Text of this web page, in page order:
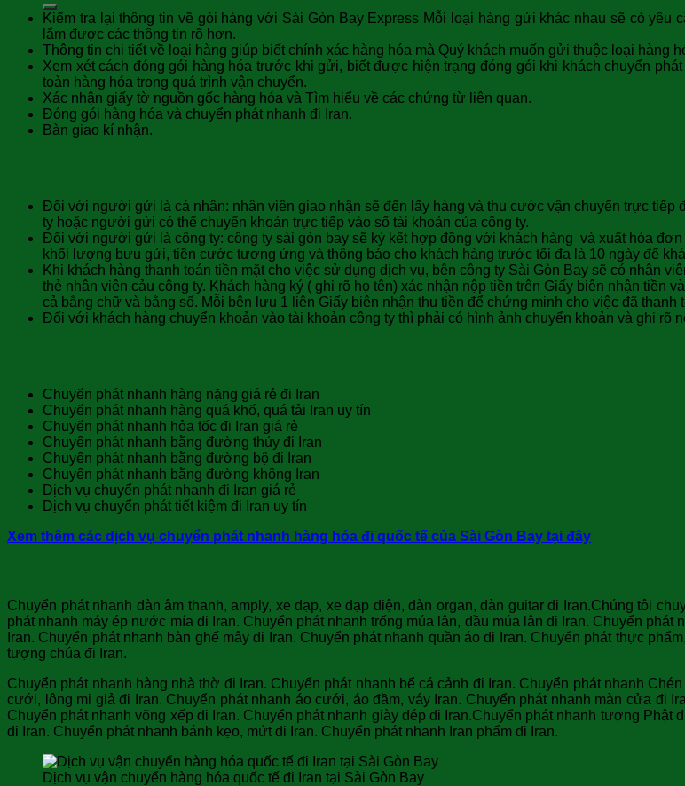
Kiểm tra lại thông tin về gói hàng với Sài Gòn Bay Express Mỗi loại hàng gửi khác nhau sẽ có yêu
lắm được các thông tin rõ hơn.
Thông tin chi tiết về loại hàng giúp biết chính xác hàng hóa mà Quý khách muốn gửi thuộc loại hàng
Xem xét cách đóng gói hàng hóa trước khi gửi, biết được hiện trạng đóng gói khi khách chuyển
toàn hàng hóa trong quá trình vận chuyển.
Xác nhận giấy tờ nguồn gốc hàng hóa và Tìm hiểu về các chứng từ liên quan.
Đóng gói hàng hóa và chuyển phát nhanh đi Iran.
Bàn giao kí nhận.
Đối với người gửi là cá nhân: nhân viên giao nhận sẽ đến lấy hàng và thu cước vận chuyển trực
ty hoặc người gửi có thể chuyển khoản trực tiếp vào số tài khoản của công ty.
Đối với người gửi là công ty: công ty sài gòn bay sẽ ký kết hợp đồng với khách hàng và xuất hóa
khối lượng bưu gửi, tiền cước tương ứng và thông báo cho khách hàng trước tối đa là 10 ngày để
Khi khách hàng thanh toán tiền mặt cho việc sử dụng dịch vụ, bên công ty Sài Gòn Bay sẽ có nhân
thẻ nhân viên cảu công ty. Khách hàng ký ( ghi rõ họ tên) xác nhận nộp tiền trên Giấy biên nhận tiền
cả bằng chữ và bằng số. Mỗi bên lưu 1 liên Giấy biên nhận thu tiền để chứng minh cho việc đã thanh
Đối với khách hàng chuyển khoản vào tài khoản công ty thì phải có hình ảnh chuyển khoản và ghi rõ
Chuyển phát nhanh hàng nặng giá rẻ đi Iran
Chuyển phát nhanh hàng quá khổ, quá tải Iran uy tín
Chuyển phát nhanh hỏa tốc đi Iran giá rẻ
Chuyển phát nhanh bằng đường thủy đi Iran
Chuyển phát nhanh bằng đường bộ đi Iran
Chuyển phát nhanh bằng đường không Iran
Dịch vụ chuyển phát nhanh đi Iran giá rẻ
Dịch vụ chuyển phát tiết kiệm đi Iran uy tín
Xem thêm các dịch vụ chuyển phát nhanh hàng hóa đi quốc tế của Sài Gòn Bay tại đây
Chuyển phát nhanh dàn âm thanh, amply, xe đạp, xe đạp điện, đàn organ, đàn guitar đi Iran.Chúng tôi
phát nhanh máy ép nước mía đi Iran. Chuyển phát nhanh trống múa lân, đầu múa lân đi Iran. Chuyển
Iran. Chuyển phát nhanh bàn ghế mây đi Iran. Chuyển phát nhanh quần áo đi Iran. Chuyển phát thực
tượng chúa đi Iran.
Chuyển phát nhanh hàng nhà thờ đi Iran. Chuyển phát nhanh bể cá cảnh đi Iran. Chuyển phát nhanh
cưới, lông mi giả đi Iran. Chuyển phát nhanh áo cưới, áo đầm, váy Iran. Chuyển phát nhanh màn cửa đi
Chuyển phát nhanh võng xếp đi Iran. Chuyển phát nhanh giày dép đi Iran.Chuyển phát nhanh tượng
đi Iran. Chuyển phát nhanh bánh kẹo, mứt đi Iran. Chuyển phát nhanh Iran phẩm đi Iran.
Dịch vụ vận chuyển hàng hóa quốc tế đi Iran tại Sài Gòn Bay